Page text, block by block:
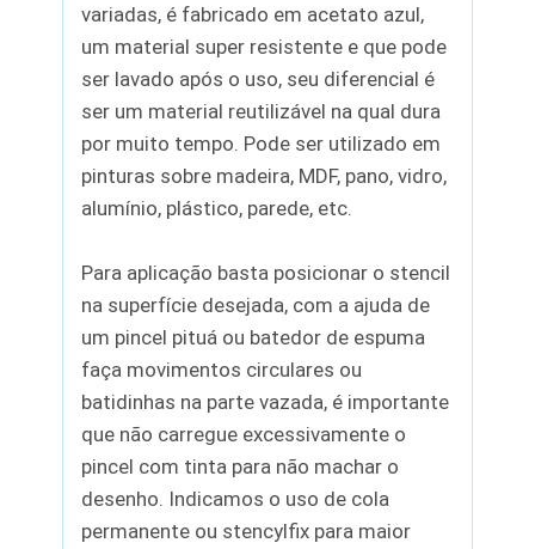
variadas, é fabricado em acetato azul,
um material super resistente e que pode
ser lavado após o uso, seu diferencial é
ser um material reutilizável na qual dura
por muito tempo. Pode ser utilizado em
pinturas sobre madeira, MDF, pano, vidro,
alumínio, plástico, parede, etc.
Para aplicação basta posicionar o stencil
na superfície desejada, com a ajuda de
um pincel pituá ou batedor de espuma
faça movimentos circulares ou
batidinhas na parte vazada, é importante
que não carregue excessivamente o
pincel com tinta para não machar o
desenho. Indicamos o uso de cola
permanente ou stencylfix para maior